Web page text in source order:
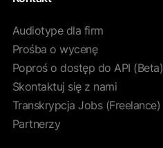
Audiotype dla firm
Prośba o wycenę
Poproś o dostęp do API (Beta)
Skontaktuj się z nami
Transkrypcja Jobs (Freelance)
Partnerzy